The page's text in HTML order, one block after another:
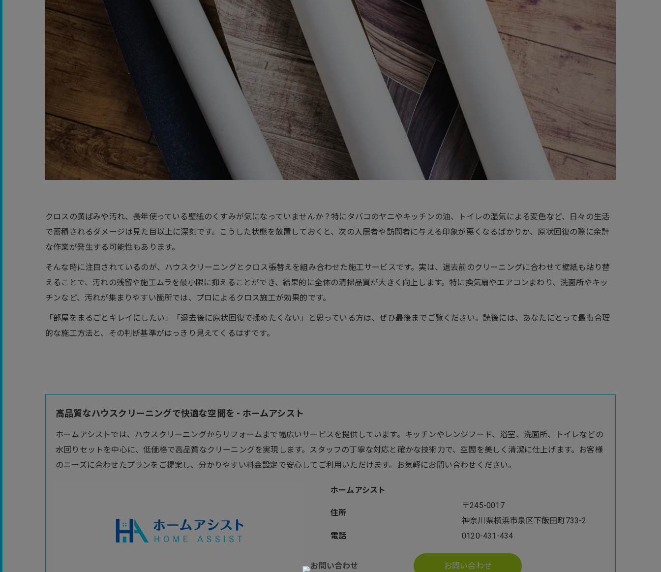
クロスの黄ばみや汚れ、長年使っている壁紙のくすみが気になっていませんか？特にタバコのヤニやキッチンの油、トイレの湿気による変色など、日々の生活
で蓄積されるダメージは見た目以上に深刻です。こうした状態を放置しておくと、次の入居者や訪問者に与える印象が悪くなるばかりか、原状回復の際に余計
な作業が発生する可能性もあります。
そんな時に注目されているのが、ハウスクリーニングとクロス張替えを組み合わせた施工サービスです。実は、退去前のクリーニングに合わせて壁紙も貼り替
えることで、汚れの残留や施工ムラを最小限に抑えることができ、結果的に全体の清掃品質が大きく向上します。特に換気扇やエアコンまわり、洗面所やキッ
チンなど、汚れが集まりやすい箇所では、プロによるクロス施工が効果的です。
「部屋をまるごとキレイにしたい」「退去後に原状回復で揉めたくない」と思っている方は、ぜひ最後までご覧ください。読後には、あなたにとって最も合理
的な施工方法と、その判断基準がはっきり見えてくるはずです。
高品質なハウスクリーニングで快適な空間を - ホームアシスト
ホームアシストでは、ハウスクリーニングからリフォームまで幅広いサービスを提供しています。キッチンやレンジフード、浴室、洗面所、トイレなどの
水回りセットを中心に、低価格で高品質なクリーニングを実現します。スタッフの丁寧な対応と確かな技術力で、空間を美しく清潔に仕上げます。お客様
のニーズに合わせたプランをご提案し、分かりやすい料金設定で安心してご利用いただけます。お気軽にお問い合わせください。
ホームアシスト
住所
〒245-0017
神奈川県横浜市泉区下飯田町733-2
電話
0120-431-434
お問い合わせ